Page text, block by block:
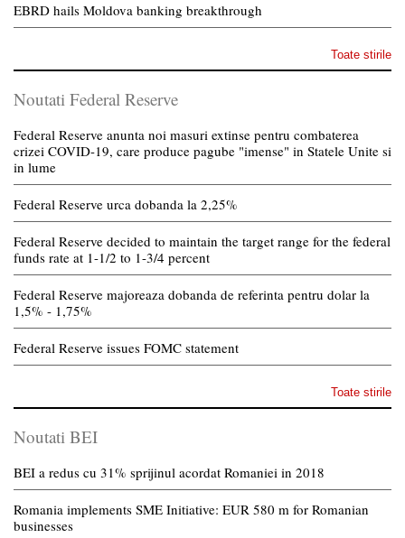
EBRD hails Moldova banking breakthrough
Toate stirile
Noutati Federal Reserve
Federal Reserve anunta noi masuri extinse pentru combaterea
crizei COVID-19, care produce pagube "imense" in Statele Unite si
in lume
Federal Reserve urca dobanda la 2,25%
Federal Reserve decided to maintain the target range for the federal
funds rate at 1-1/2 to 1-3/4 percent
Federal Reserve majoreaza dobanda de referinta pentru dolar la
1,5% - 1,75%
Federal Reserve issues FOMC statement
Toate stirile
Noutati BEI
BEI a redus cu 31% sprijinul acordat Romaniei in 2018
Romania implements SME Initiative: EUR 580 m for Romanian
businesses